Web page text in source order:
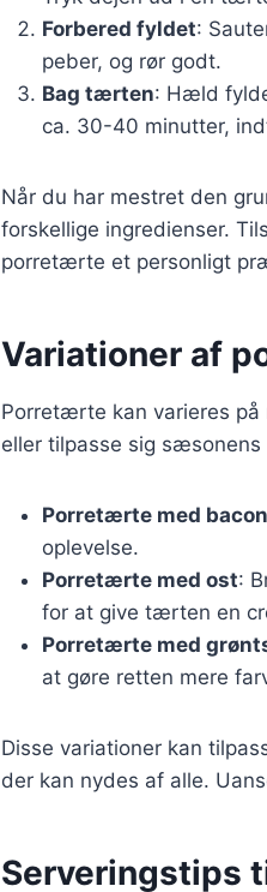
Forbered fyldet:
peber, og rør godt.
Bag tærten: Hæld
ca. 30-40 minutter,
Når du har mestret den
forskellige ingredienser.
porretærte et personligt
Variationer af
Porretærte kan varieres
eller tilpasse sig
Porretærte med bacon
oplevelse.
Porretærte med ost:
for at give tærten en
Porretærte med
at gøre retten mere
Disse variationer kan
der kan nydes af alle.
Serveringstips